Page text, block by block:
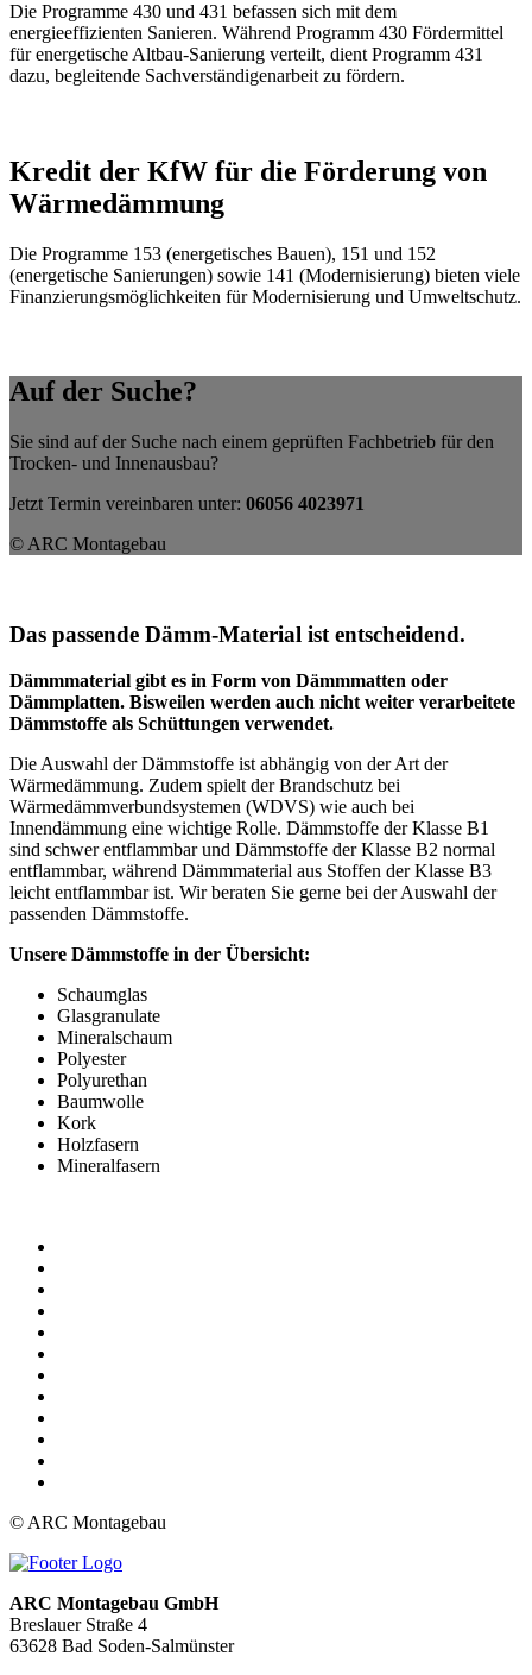
Die Programme 430 und 431 befassen sich mit dem
energieeffizienten Sanieren. Während Programm 430 Fördermittel
für energetische Altbau-Sanierung verteilt, dient Programm 431
dazu, begleitende Sachverständigenarbeit zu fördern.
Kredit der KfW für die Förderung von
Wärmedämmung
Die Programme 153 (energetisches Bauen), 151 und 152
(energetische Sanierungen) sowie 141 (Modernisierung) bieten viele
Finanzierungsmöglichkeiten fürModernisierung und Umweltschutz.
Auf der Suche?
Sie sind auf der Suche nach einem geprüften Fachbetrieb für den
Trocken- und Innenausbau?
Jetzt Termin vereinbaren unter: 06056 4023971
© ARC Montagebau
Das passende Dämm-Material ist entscheidend.
Dämmmaterial gibt es in Form von Dämmmatten oder
Dämmplatten. Bisweilen werden auch nicht weiter verarbeitete
Dämmstoffe als Schüttungen verwendet.
Die Auswahl der Dämmstoffe ist abhängig von der Art der
Wärmedämmung. Zudem spielt der Brandschutz bei
Wärmedämmverbundsystemen (WDVS) wie auch bei
Innendämmung eine wichtige Rolle. Dämmstoffe der Klasse B1
sind schwer entflammbar und Dämmstoffe der Klasse B2 normal
entflammbar, während Dämmmaterial aus Stoffen der Klasse B3
leicht entflammbar ist. Wir beraten Sie gerne bei der Auswahl der
passenden Dämmstoffe.
Unsere Dämmstoffe in der Übersicht:
Schaumglas
Glasgranulate
Mineralschaum
Polyester
Polyurethan
Baumwolle
Kork
Holzfasern
Mineralfasern
© ARC Montagebau
ARC Montagebau GmbH
Breslauer Straße 4
63628 Bad Soden-Salmünster